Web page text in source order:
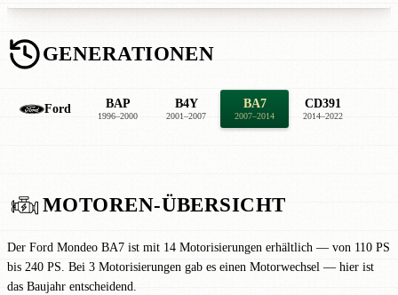
GENERATIONEN
Ford BAP
1996–2000
B4Y
2001–2007
BA7
2007–2014
CD391
2014–2022
MOTOREN-ÜBERSICHT
Der Ford Mondeo BA7 ist mit 14 Motorisierungen erhältlich — von 110 PS
bis 240 PS. Bei 3 Motorisierungen gab es einen Motorwechsel — hier ist
das Baujahr entscheidend.